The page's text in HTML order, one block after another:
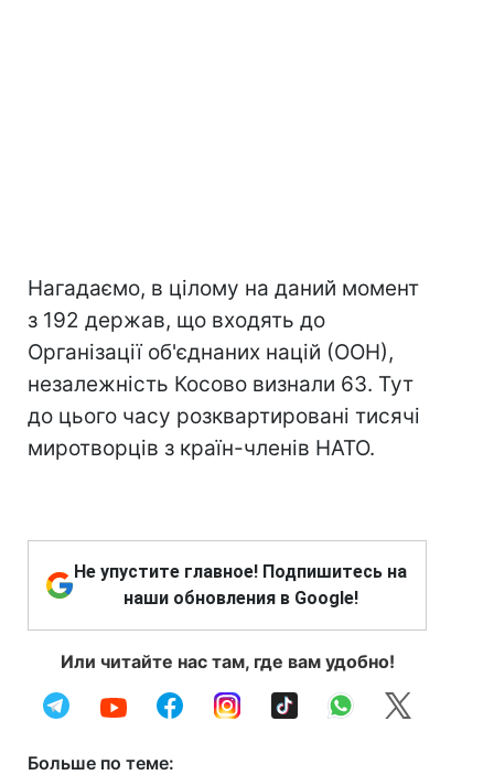
Нагадаємо, в цілому на даний момент
з 192 держав, що входять до
Організації об'єднаних націй (ООН),
незалежність Косово визнали 63. Тут
до цього часу розквартировані тисячі
миротворців з країн-членів НАТО.
Не упустите главное! Подпишитесь на
наши обновления в Google!
Или читайте нас там, где вам удобно!
Больше по теме: